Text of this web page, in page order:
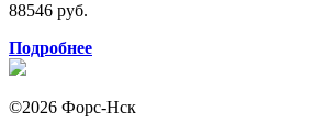
88546 руб.
Подробнее
©2026 Форс-Нск